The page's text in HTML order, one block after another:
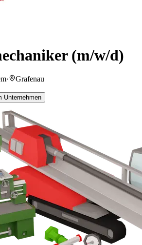
(m/w/d)
· Grafenau
Unternehmen